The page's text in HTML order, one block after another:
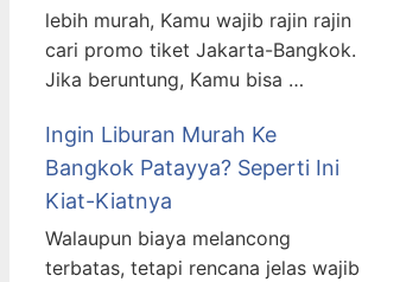
lebih murah, Kamu wajib rajin rajin
cari promo tiket Jakarta-Bangkok.
Jika beruntung, Kamu bisa …
Ingin Liburan Murah Ke
Bangkok Patayya? Seperti Ini
Kiat-Kiatnya
Walaupun biaya melancong
terbatas, tetapi rencana jelas wajib